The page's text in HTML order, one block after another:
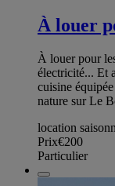
À louer
À louer pour
électricité... Et
cuisine
nature sur Le
location
Prix€200
Particulier